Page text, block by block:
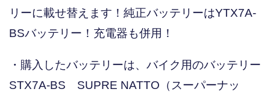
リーに載せ替えます！純正バッテリーはYTX7A-
BSバッテリー！充電器も併用！
・購入したバッテリーは、バイク用のバッテリー
STX7A-BS SUPRE NATTO（スーパーナッ